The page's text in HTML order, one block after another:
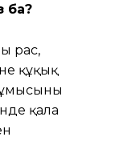
ба?
рас,
құқық
қала